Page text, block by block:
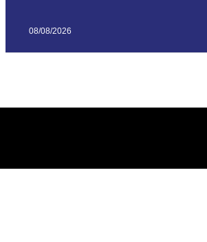
08/08/2026